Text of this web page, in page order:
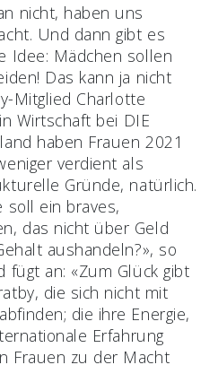
nicht, haben uns
Und dann gibt es
Idee: Mädchen sollen
Das kann ja nicht
Mitglied Charlotte
Wirtschaft bei DIE
haben Frauen 2021
verdient als
Gründe, natürlich.
soll ein braves,
das nicht über Geld
aushandeln?», so
fügt an: «Zum Glück gibt
die sich nicht mit
die ihre Energie,
Erfahrung
Frauen zu der Macht